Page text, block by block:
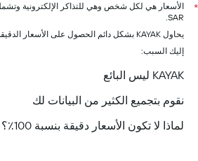
*
الأسعار هي لكل شخص وهي للتذاكر الإلكترونية
SAR.
يحاول KAYAK بشكل دائم الحصول على الأسعار الدقيقة، ولكن
إليك السبب:
KAYAK ليس البائع
نقوم بتجميع الكثير من البيانات لك
لماذا لا تكون الأسعار دقيقة بنسبة 100٪؟